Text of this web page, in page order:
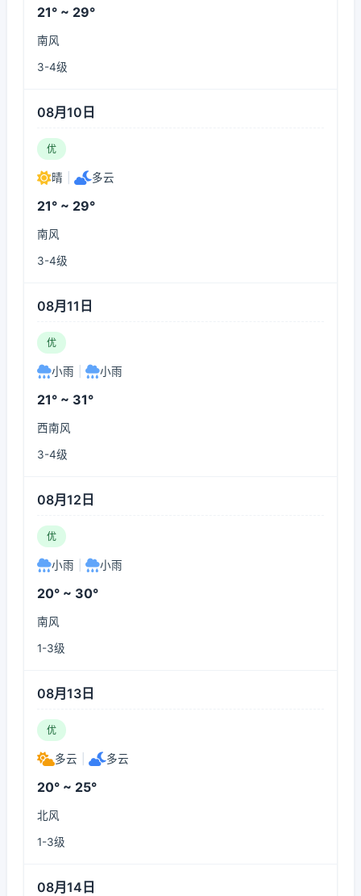
21° ~ 29°
南风
3-4级
08月10日
优
晴 多云
21° ~ 29°
南风
3-4级
08月11日
优
小雨 小雨
21° ~ 31°
西南风
3-4级
08月12日
优
小雨 小雨
20° ~ 30°
南风
1-3级
08月13日
优
多云 多云
20° ~ 25°
北风
1-3级
08月14日